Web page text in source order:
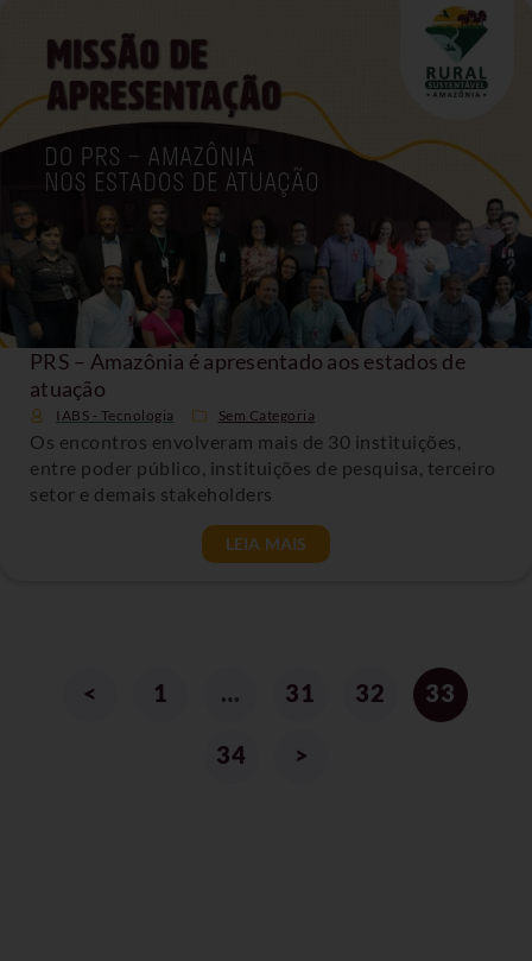
PRS – Amazônia é apresentado aos estados de
atuação
IABS - Tecnologia Sem Categoria
Os encontros envolveram mais de 30 instituições,
entre poder público, instituições de pesquisa, terceiro
setor e demais stakeholders
LEIA MAIS
< 1 … 31 32 33
34 >